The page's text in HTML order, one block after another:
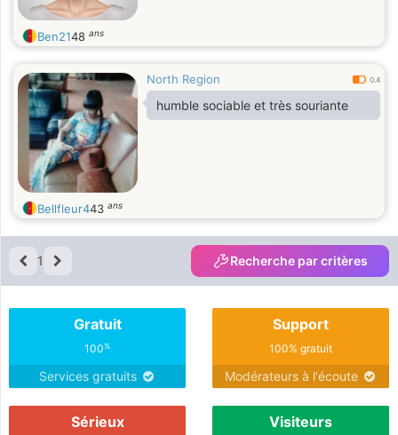
Ben2148 ans
North Region 0.4
humble sociable et très souriante
Bellfleur443 ans
1 Recherche par critères
Gratuit
100%
Services gratuits
Support
100% gratuit
Modérateurs à l'écoute
Sérieux Visiteurs